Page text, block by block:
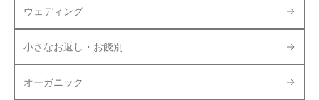
ウェディング
小さなお返し・お餞別
オーガニック